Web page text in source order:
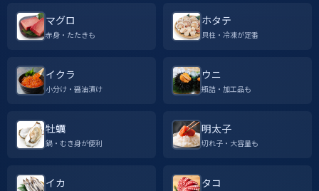
マグロ
赤身・たたきも
ホタテ
貝柱・冷凍が定番
イクラ
小分け・醤油漬け
ウニ
瓶詰・加工品も
牡蠣
鍋・むき身が便利
明太子
切れ子・大容量も
イカ タコ